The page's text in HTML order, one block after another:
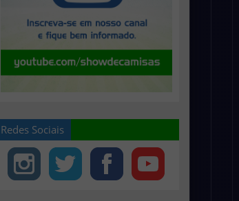
Redes Sociais